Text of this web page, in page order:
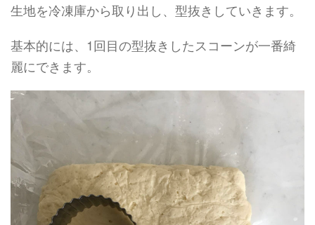
生地を冷凍庫から取り出し、型抜きしていきます。
基本的には、1回目の型抜きしたスコーンが一番綺
麗にできます。